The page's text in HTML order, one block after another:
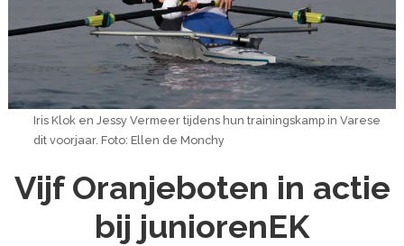
Iris Klok en Jessy Vermeer tijdens hun trainingskamp in Varese
dit voorjaar. Foto: Ellen de Monchy
Vijf Oranjeboten in actie
bij juniorenEK